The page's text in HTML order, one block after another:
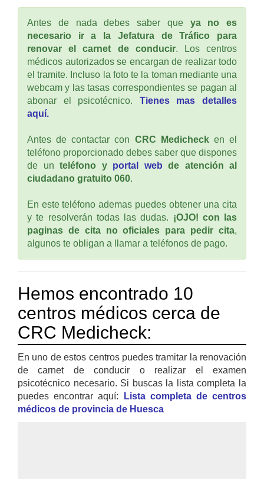
Antes de nada debes saber que ya no es
necesario ir a la Jefatura de Tráfico para
renovar el carnet de conducir. Los centros
médicos autorizados se encargan de realizar todo
el tramite. Incluso la foto te la toman mediante una
webcam y las tasas correspondientes se pagan al
abonar el psicotécnico. Tienes mas detalles
aquí.
Antes de contactar con CRC Medichecken el
teléfono proporcionado debes saber que dispones
de un teléfono y portal web de atención al
ciudadano gratuito 060.
En este teléfono ademas puedes obtener una cita
y te resolverán todas las dudas. ¡OJO! con las
paginas de cita no oficiales para pedir cita,
algunos te obligan a llamar a teléfonos de pago.
Hemos encontrado 10
centros médicos cerca de
CRC Medicheck:
En uno de estos centros puedes tramitar la renovación
de carnet de conducir o realizar el examen
psicotécnico necesario. Si buscas la lista completa la
puedes encontrar aquí:
Lista completa de centros
médicos de provincia de Huesca